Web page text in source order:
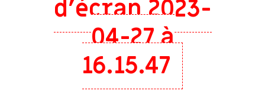
d’écran 2023-
04-27 à
16.15.47